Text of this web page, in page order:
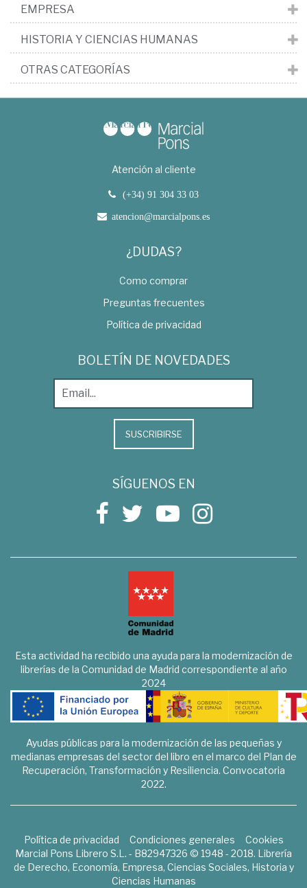
EMPRESA
HISTORIA Y CIENCIAS HUMANAS
OTRAS CATEGORÍAS
Atención al cliente
(+34) 91 304 33 03
atencion@marcialpons.es
¿DUDAS?
Como comprar
Preguntas frecuentes
Política de privacidad
BOLETÍN DE NOVEDADES
SUSCRIBIRSE
SÍGUENOS EN
Esta actividad ha recibido una ayuda para la modernización de
librerías de la Comunidad de Madrid correspondiente al año
2024
Ayudas públicas para la modernización de las pequeñas y
medianas empresas del sector del libro en el marco del Plan de
Recuperación, Transformación y Resiliencia. Convocatoria
2022.
Política de privacidad Condiciones generales
Cookies
Marcial Pons Librero S.L. - B82947326 © 1948 - 2018. Librería
de Derecho, Economía, Empresa, Ciencias Sociales, Historia y
Ciencias Humanas